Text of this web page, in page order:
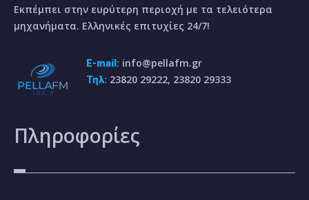
Εκπέμπει στην ευρύτερη περιοχή με τα τελειότερα
μηχανήματα. Ελληνικές επιτυχίες 24/7!
E-mail: info@pellafm.gr
Τηλ: 23820 29222, 23820 29333
Πληροφορίες